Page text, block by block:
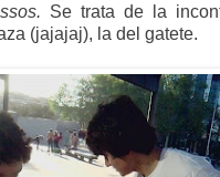
Se trata de la
(jajajaj), la del gatete.